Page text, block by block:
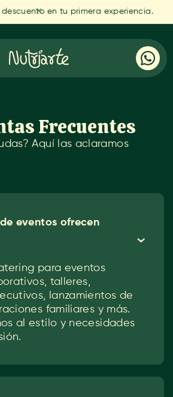
descuento en tu primera experiencia.
Frecuentes
Aquí las aclaramos
eventos ofrecen
ˇ
para eventos
talleres,
lanzamientos de
familiares y más.
al estilo y necesidades